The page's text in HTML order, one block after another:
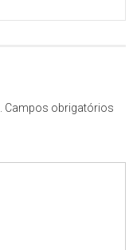
Campos obrigatórios